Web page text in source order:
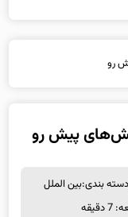
رو
پیش رو
دسته بندی:بین الملل